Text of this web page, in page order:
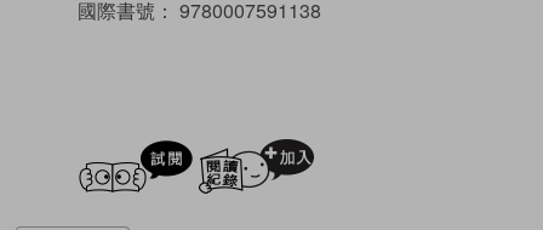
國際書號： 9780007591138
試閲